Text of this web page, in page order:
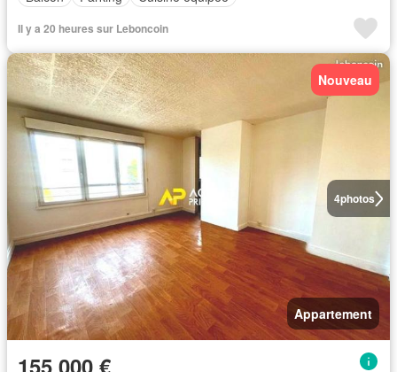
Il y a 20 heures sur Leboncoin
4photos
Nouveau
Appartement
155 000 €